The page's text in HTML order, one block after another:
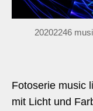
20202246
Fotoserie music
mit Licht und